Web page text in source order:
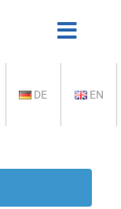
DE EN